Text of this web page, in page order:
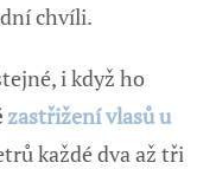
chvíli.
i když ho
zastřižení vlasů u
každé dva až tři